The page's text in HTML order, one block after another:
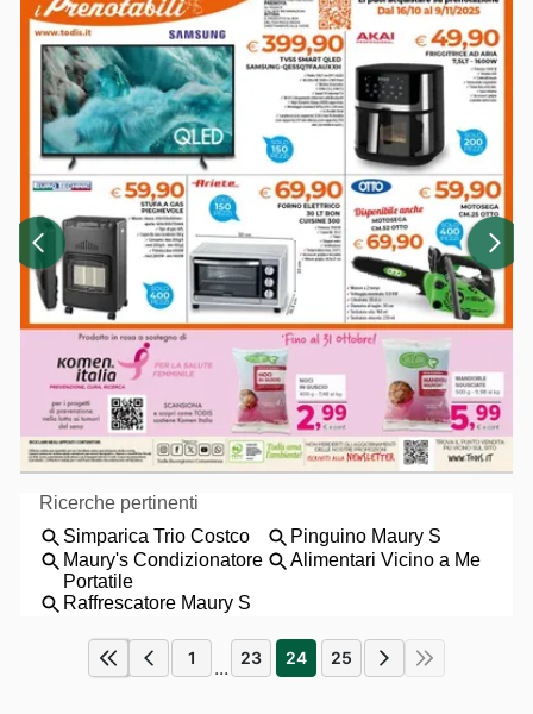
1 ... 23 24 25